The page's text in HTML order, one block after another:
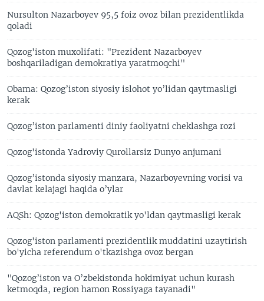
Nursulton Nazarboyev 95,5 foiz ovoz bilan prezidentlikda
qoladi
Qozog'iston muxolifati: "Prezident Nazarboyev
boshqariladigan demokratiya yaratmoqchi"
Obama: Qozog’iston siyosiy islohot yo’lidan qaytmasligi
kerak
Qozog’iston parlamenti diniy faoliyatni cheklashga rozi
Qozog'istonda Yadroviy Qurollarsiz Dunyo anjumani
Qozog’istonda siyosiy manzara, Nazarboyevning vorisi va
davlat kelajagi haqida o’ylar
AQSh: Qozog'iston demokratik yo'ldan qaytmasligi kerak
Qozog'iston parlamenti prezidentlik muddatini uzaytirish
bo'yicha referendum o'tkazishga ovoz bergan
"Qozog’iston va O’zbekistonda hokimiyat uchun kurash
ketmoqda, region hamon Rossiyaga tayanadi"